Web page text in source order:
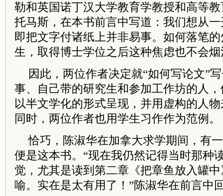
勒和英国诺丁汉大学教育学教授和高等
托马斯，在本书前言中写道：我们想从
即把文字付诸纸上并非易事。如何落笔
生，取得博士学位之后这种焦虑也不会
因此，两位作者决定就“如何写论文”
事、自己带的研究生和参加工作坊的人
以半文学化的形式呈现，并用虚构的人
同时，两位作者也用学生习作作为范例。
恰巧，陈淑华在加拿大求学期间，有
便是这本书。“现在我仍然记得当时那种
觉，尤其是读到第二章《把章鱼放入罐
喻。实在是太有用了！”陈淑华在前言中